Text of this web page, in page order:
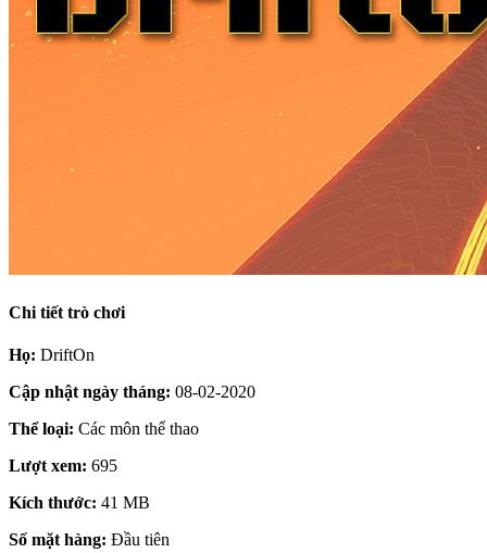
Chi tiết trò chơi
Họ: DriftOn
Cập nhật ngày tháng: 08-02-2020
Thể loại: Các môn thể thao
Lượt xem: 695
Kích thước: 41 MB
Số mặt hàng: Đầu tiên